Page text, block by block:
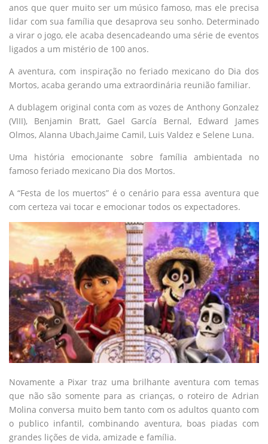
anos que quer muito ser um músico famoso, mas ele precisa
lidar com sua família que desaprova seu sonho. Determinado
a virar o jogo, ele acaba desencadeando uma série de eventos
ligados a um mistério de 100 anos.
A aventura, com inspiração no feriado mexicano do Dia dos
Mortos, acaba gerando uma extraordinária reunião familiar.
A dublagem original conta com as vozes de Anthony Gonzalez
(VIII), Benjamin Bratt, Gael García Bernal, Edward James
Olmos, Alanna Ubach,Jaime Camil, Luis Valdez e Selene Luna.
Uma história emocionante sobre família ambientada no
famoso feriado mexicano Dia dos Mortos.
A “Festa de los muertos” é o cenário para essa aventura que
com certeza vai tocar e emocionar todos os expectadores.
Novamente a Pixar traz uma brilhante aventura com temas
que não são somente para as crianças, o roteiro de Adrian
Molina conversa muito bem tanto com os adultos quanto com
o publico infantil, combinando aventura, boas piadas com
grandes lições de vida, amizade e família.